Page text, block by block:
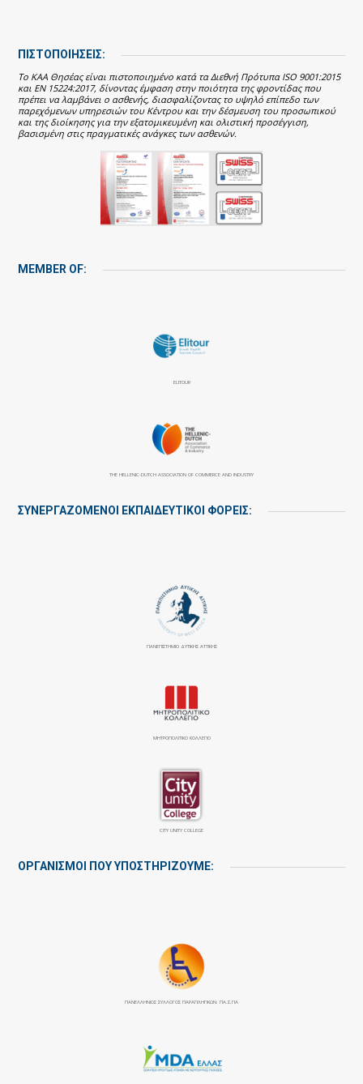
ΠΙΣΤΟΠΟΙΗΣΕΙΣ:
Το ΚΑΑ Θησέας είναι πιστοποιημένο κατά τα Διεθνή Πρότυπα ISO 9001:2015
και EN 15224:2017, δίνοντας έμφαση στην ποιότητα της φροντίδας που
πρέπει να λαμβάνει ο ασθενής, διασφαλίζοντας το υψηλό επίπεδο των
παρεχόμενων υπηρεσιών του Κέντρου και την δέσμευση του προσωπικού
και της διοίκησης για την εξατομικευμένη και ολιστική προσέγγιση,
βασισμένη στις πραγματικές ανάγκες των ασθενών.
MEMBER OF:
ELITOUR
THE HELLENIC-DUTCH ASSOCIATION OF COMMERCE AND INDUSTRY
ΣΥΝΕΡΓΑΖΌΜΕΝΟΙ ΕΚΠΑΙΔΕΥΤΙΚΟΊ ΦΟΡΕΊΣ:
ΠΑΝΕΠΙΣΤΉΜΙΟ ΔΥΤΙΚΉΣ ΑΤΤΙΚΉΣ
ΜΗΤΡΟΠΟΛΙΤΙΚΟ ΚΟΛΛΕΓΙΟ
CITY UNITY COLLEGE
ΟΡΓΑΝΙΣΜΟΙ ΠΟΥ ΥΠΟΣΤΗΡΙΖΟΥΜΕ:
ΠΑΝΕΛΛΉΝΙΟΣ ΣΎΛΛΟΓΟΣ ΠΑΡΑΠΛΗΓΙΚΏΝ: ΠΑ.Σ.ΠΑ